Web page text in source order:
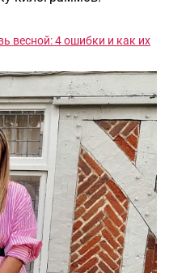
весной: 4 ошибки и как их